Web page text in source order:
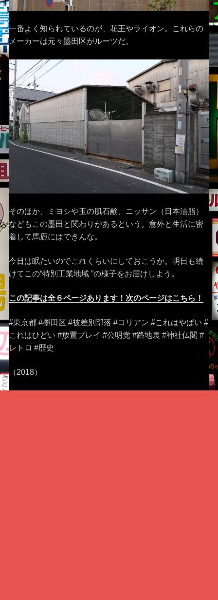
一番よく知られているのが、花王やライオン。これらの
メーカーは元々墨田区がルーツだ。
そのほか、ミヨシや玉の肌石鹸、ニッサン（日本油脂）
などもこの墨田と関わりがあるという。意外と生活に密
着して馬鹿にはできんな。
今日は眠たいのでこれくらいにしておこうか。明日も続
けてこの“特別工業地域 ”の様子をお届けしよう。
この記事は全６ページあります！次のページはこちら！
#東京都 #墨田区 #被差別部落 #コリアン #これはやばい #
これはひどい #放置プレイ #公明党 #路地裏 #神社仏閣 #
レトロ #歴史
（2018）